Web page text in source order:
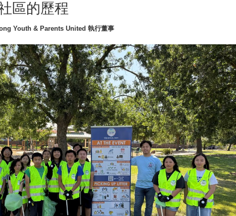
區的歷程
Youth & Parents United 執行董事